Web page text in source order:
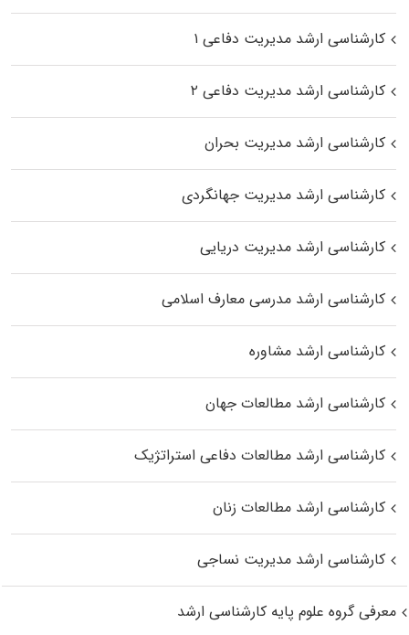
کارشناسی ارشد مدیریت دفاعی ۱
کارشناسی ارشد مدیریت دفاعی ۲
کارشناسی ارشد مدیریت بحران
کارشناسی ارشد مدیریت جهانگردی
کارشناسی ارشد مدیریت دریایی
کارشناسی ارشد مدرسی معارف اسلامی
کارشناسی ارشد مشاوره
کارشناسی ارشد مطالعات جهان
کارشناسی ارشد مطالعات دفاعی استراتژیک
کارشناسی ارشد مطالعات زنان
کارشناسی ارشد مدیریت نساجی
معرفی گروه علوم پایه کارشناسی ارشد